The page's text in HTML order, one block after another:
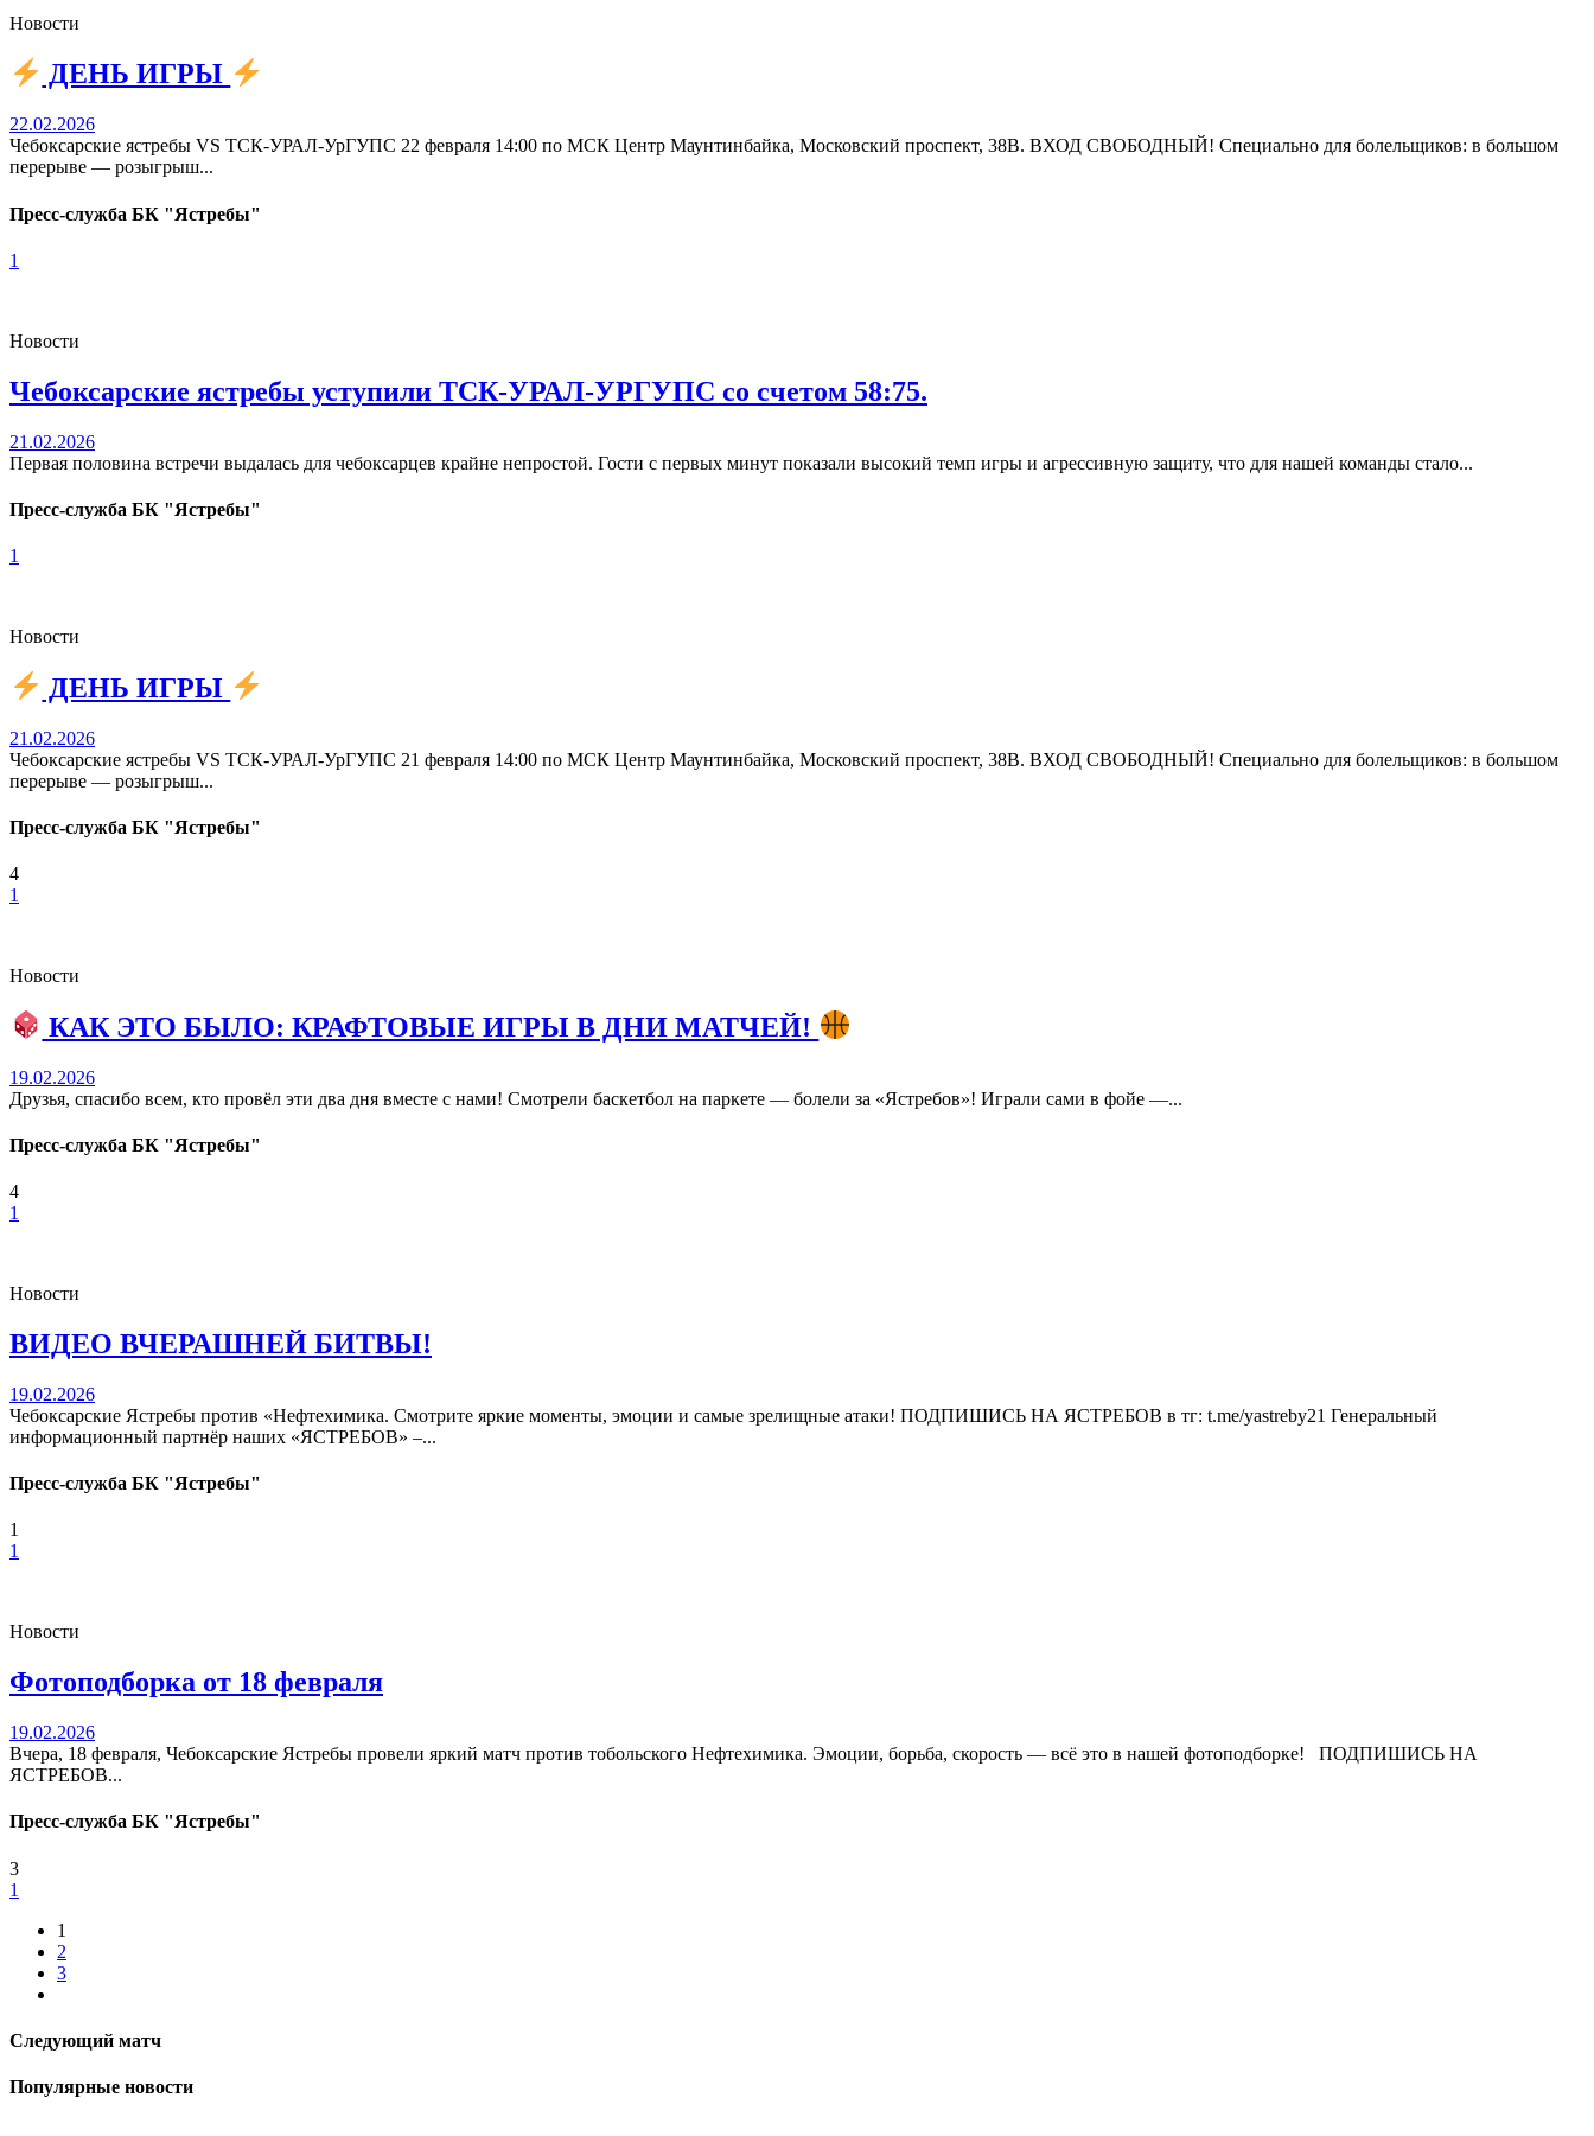
Новости
ДЕНЬ ИГРЫ
22.02.2026
Чебоксарские ястребы VS ТСК-УРАЛ-УрГУПС 22 февраля 14:00 по МСК Центр Маунтинбайка, Московский проспект, 38В. ВХОД СВОБОДНЫЙ! Специально для болельщиков: в большом
перерыве — розыгрыш...
Пресс-служба БК "Ястребы"
1
Новости
Чебоксарские ястребы уступили ТСК-УРАЛ-УРГУПС со счетом 58:75.
21.02.2026
Первая половина встречи выдалась для чебоксарцев крайне непростой. Гости с первых минут показали высокий темп игры и агрессивную защиту, что для нашей команды стало...
Пресс-служба БК "Ястребы"
1
Новости
ДЕНЬ ИГРЫ
21.02.2026
Чебоксарские ястребы VS ТСК-УРАЛ-УрГУПС 21 февраля 14:00 по МСК Центр Маунтинбайка, Московский проспект, 38В. ВХОД СВОБОДНЫЙ! Специально для болельщиков: в большом
перерыве — розыгрыш...
Пресс-служба БК "Ястребы"
4
1
Новости
КАК ЭТО БЫЛО: КРАФТОВЫЕ ИГРЫ В ДНИ МАТЧЕЙ!
19.02.2026
Друзья, спасибо всем, кто провёл эти два дня вместе с нами! Смотрели баскетбол на паркете — болели за «Ястребов»! Играли сами в фойе —...
Пресс-служба БК "Ястребы"
4
1
Новости
ВИДЕО ВЧЕРАШНЕЙ БИТВЫ!
19.02.2026
Чебоксарские Ястребы против «Нефтехимика. Смотрите яркие моменты, эмоции и самые зрелищные атаки! ПОДПИШИСЬ НА ЯСТРЕБОВ в тг: t.me/yastreby21 Генеральный
информационный партнёр наших «ЯСТРЕБОВ» –...
Пресс-служба БК "Ястребы"
1
1
Новости
Фотоподборка от 18 февраля
19.02.2026
Вчера, 18 февраля, Чебоксарские Ястребы провели яркий матч против тобольского Нефтехимика. Эмоции, борьба, скорость — всё это в нашей фотоподборке! ПОДПИШИСЬ НА
ЯСТРЕБОВ...
Пресс-служба БК "Ястребы"
3
1
1
2
3
Следующий матч
Популярные новости